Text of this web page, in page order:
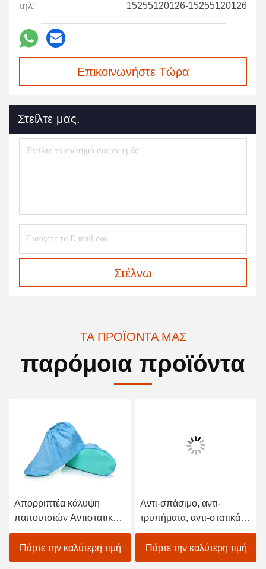
τηλ: 15255120126-15255120126
Επικοινωνήστε Τώρα
Στείλτε μας.
Στέλνω
ΤΑ ΠΡΟΪΌΝΤΑ ΜΑΣ
παρόμοια προϊόντα
Απορριπτέα κάλυψη
παπουτσιών Αντιστατική
μη υφασμένη λωρίδα
κάλυψη παπουτσιών για
ηλεκτρονικό εργοστάσιο
Πάρτε την καλύτερη τιμή
Αντι-σπάσιμο, αντι-
τρυπήματα, αντι-στατικά,
ανθεκτικά στην φθορά
Πάρτε την καλύτερη τιμή